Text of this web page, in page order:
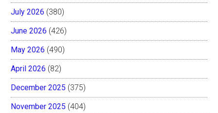
July 2026 (380)
June 2026 (426)
May 2026 (490)
April 2026 (82)
December 2025 (375)
November 2025 (404)